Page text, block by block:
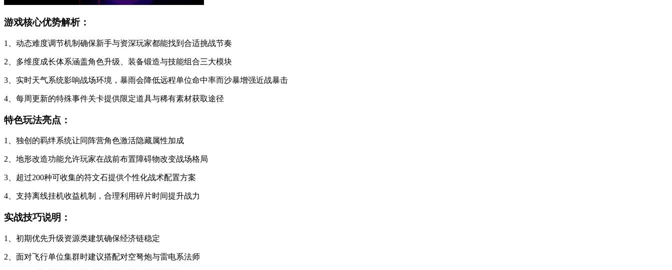
游戏核心优势解析：
1、动态难度调节机制确保新手与资深玩家都能找到合适挑战节奏
2、多维度成长体系涵盖角色升级、装备锻造与技能组合三大模块
3、实时天气系统影响战场环境，暴雨会降低远程单位命中率而沙暴增强近战暴击
4、每周更新的特殊事件关卡提供限定道具与稀有素材获取途径
特色玩法亮点：
1、独创的羁绊系统让同阵营角色激活隐藏属性加成
2、地形改造功能允许玩家在战前布置障碍物改变战场格局
3、超过200种可收集的符文石提供个性化战术配置方案
4、支持离线挂机收益机制，合理利用碎片时间提升战力
实战技巧说明：
1、初期优先升级资源类建筑确保经济链稳定
2、面对飞行单位集群时建议搭配对空弩炮与雷电系法师